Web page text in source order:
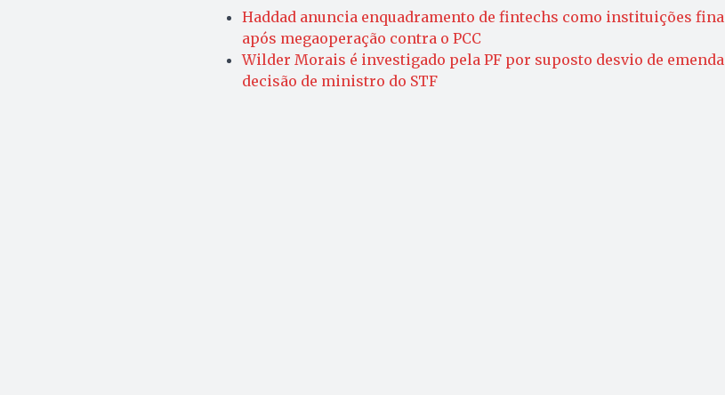
Haddad anuncia enquadramento de fintechs como instituições
após megaoperação contra o PCC
Wilder Morais é investigado pela PF por suposto desvio de
decisão de ministro do STF